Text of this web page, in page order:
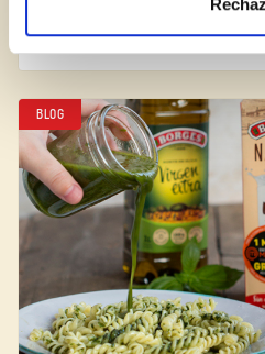
Com reconèixer una bona
BLOG